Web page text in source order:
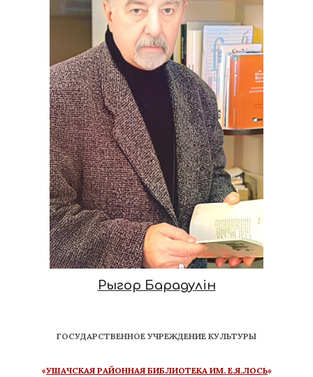
Рыгор Барадулін
ГОСУДАРСТВЕННОЕ УЧРЕЖДЕНИЕ КУЛЬТУРЫ
«УШАЧСКАЯ РАЙОННАЯ БИБЛИОТЕКА ИМ. Е.Я.ЛОСЬ»